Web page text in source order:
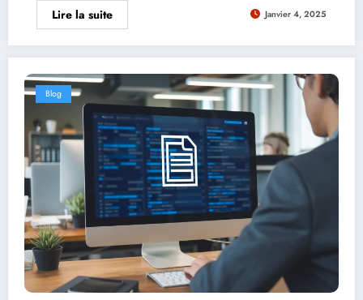
Lire la suite Janvier 4, 2025
Blog